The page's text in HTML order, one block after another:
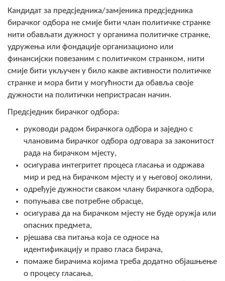
Спорт
ЦИВИЛНА ЗАШТИТА
КОНТАКТ
Кандидат за предсједника/замјеника предсједника
бирачког одбора не смије бити члан политичке странке
нити обављати дужност у органима политичке странке,
удружења или фондације организационо или
финансијски повезаним с политичком странком, нити
смије бити укључен у било какве активности политичке
странке и мора бити у могућности да обавља своје
дужности на политички непристрасан начин.
Предсједник бирачког одбора:
руководи радом бирачкога одбора и заједно с
члановима бирачког одбора одговара за законитост
рада на бирачком мјесту,
осигурава интегритет процеса гласања и одржава
мир и ред на бирачком мјесту и у његовој околини,
одређује дужности сваком члану бирачкога одбора,
попуњава све потребне обрасце,
осигурава да на бирачком мјесту не буде оружја или
опасних предмета,
рјешава сва питања која се односе на
идентификацију и право гласа бирача,
помаже бирачима којима треба додатно објашњење
о процесу гласања,